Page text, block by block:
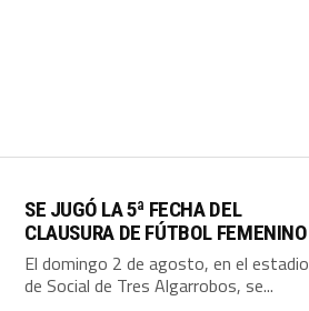
SE JUGÓ LA 5ª FECHA DEL
CLAUSURA DE FÚTBOL FEMENINO
El domingo 2 de agosto, en el estadio
de Social de Tres Algarrobos, se...